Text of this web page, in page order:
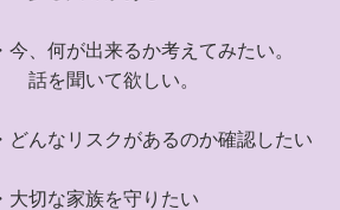
・今、何が出来るか考えてみたい。
話を聞いて欲しい。
・どんなリスクがあるのか確認したい
・大切な家族を守りたい